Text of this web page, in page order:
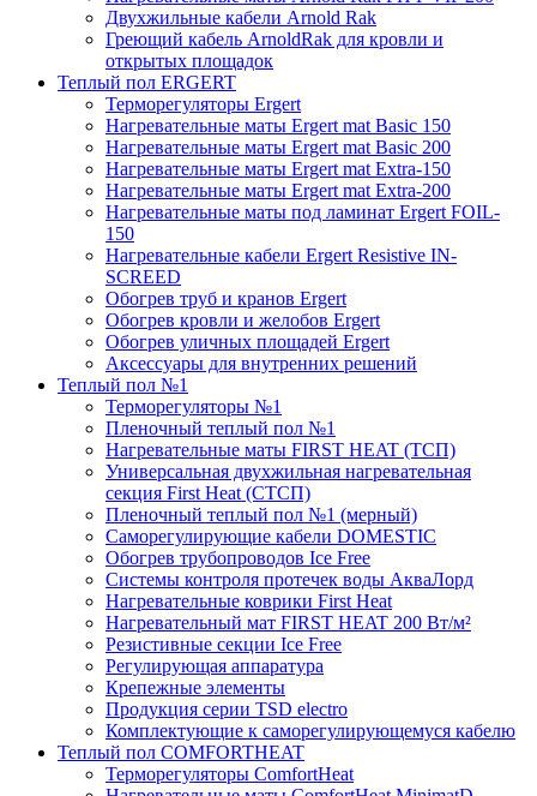
Двухжильные кабели Arnold Rak
Греющий кабель ArnoldRak для кровли и
открытых площадок
Теплый пол ERGERT
Терморегуляторы Ergert
Нагревательные маты Ergert mat Basic 150
Нагревательные маты Ergert mat Basic 200
Нагревательные маты Ergert mat Extra-150
Нагревательные маты Ergert mat Extra-200
Нагревательные маты под ламинат Ergert FOIL-
150
Нагревательные кабели Ergert Resistive IN-
SCREED
Обогрев труб и кранов Ergert
Обогрев кровли и желобов Ergert
Обогрев уличных площадей Ergert
Аксессуары для внутренних решений
Теплый пол №1
Терморегуляторы №1
Пленочный теплый пол №1
Нагревательные маты FIRST HEAT (ТСП)
Универсальная двухжильная нагревательная
секция First Heat (СТСП)
Пленочный теплый пол №1 (мерный)
Саморегулирующие кабели DOMESTIC
Обогрев трубопроводов Ice Free
Системы контроля протечек воды АкваЛорд
Нагревательные коврики First Heat
Нагревательный мат FIRST HEAT 200 Вт/м²
Резистивные секции Ice Free
Регулирующая аппаратура
Крепежные элементы
Продукция серии TSD electro
Комплектующие к саморегулирующемуся кабелю
Теплый пол COMFORTHEAT
Терморегуляторы ComfortHeat